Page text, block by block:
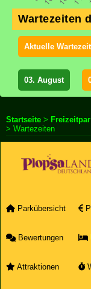
Wartezeiten
Aktuelle Wartezeit
03. August
Startseite >
> Wartezeiten
Parkübersicht
Bewertungen
Attraktionen